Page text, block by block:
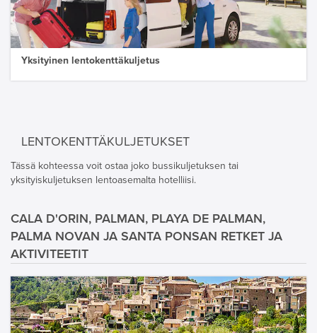
Yksityinen lentokenttäkuljetus
LENTOKENTTÄKULJETUKSET
Tässä kohteessa voit ostaa joko bussikuljetuksen tai
yksityiskuljetuksen lentoasemalta hotelliisi.
CALA D'ORIN, PALMAN, PLAYA DE PALMAN,
PALMA NOVAN JA SANTA PONSAN RETKET JA
AKTIVITEETIT